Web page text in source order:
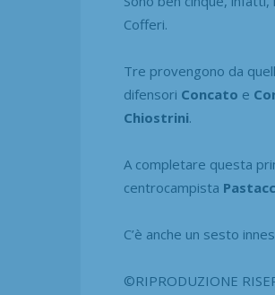
Cofferi.
Tre provengono da
difensori Concato e
Chiostrini.
A completare questa
centrocampista
C’è anche un sesto
©RIPRODUZIONE